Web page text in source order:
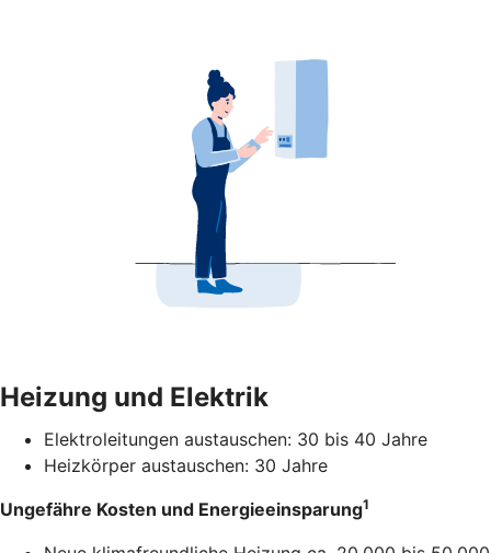
Heizung und Elektrik
Elektroleitungen austauschen: 30 bis 40 Jahre
Heizkörper austauschen: 30 Jahre
Ungefähre Kosten und Energieeinsparung1